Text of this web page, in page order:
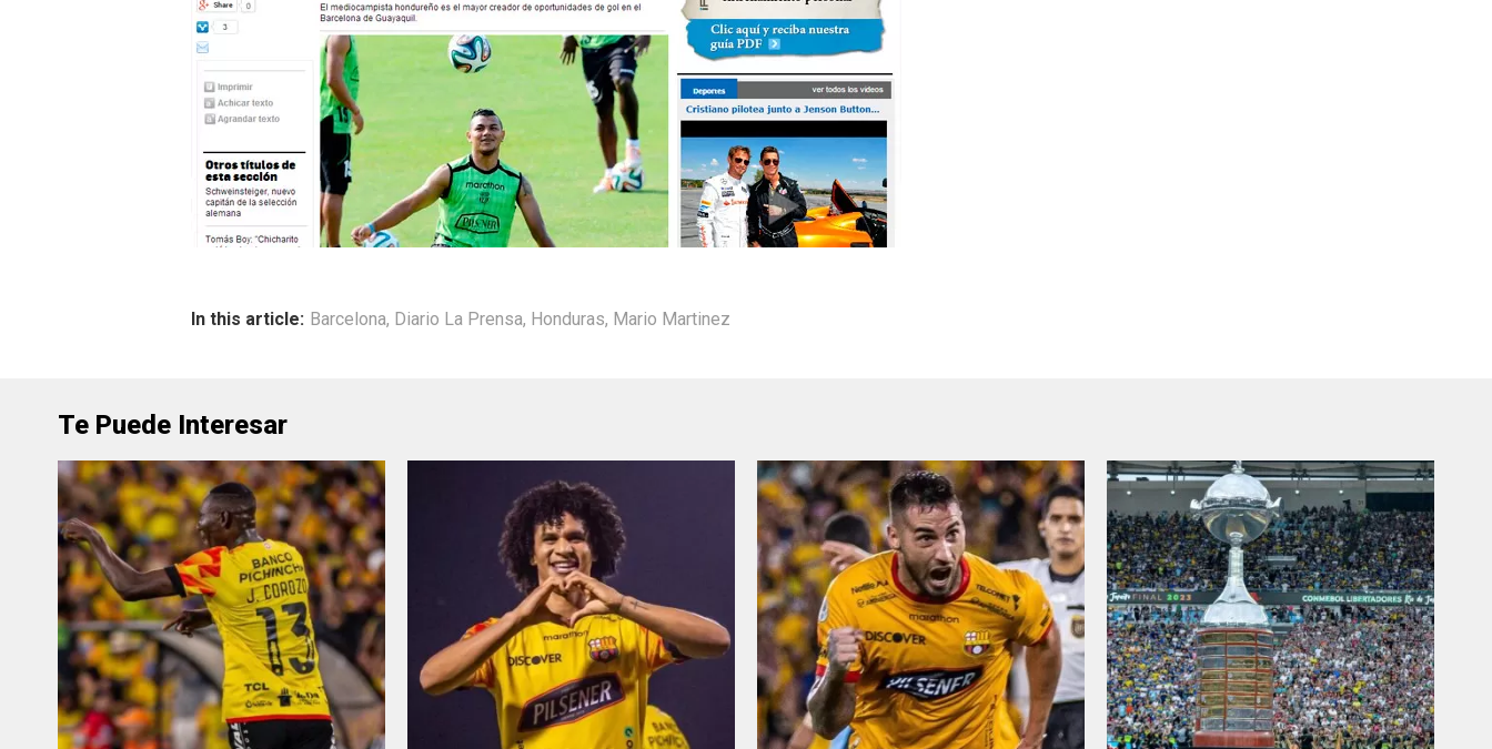
In this article: Barcelona, Diario La Prensa, Honduras, Mario Martinez
Te Puede Interesar